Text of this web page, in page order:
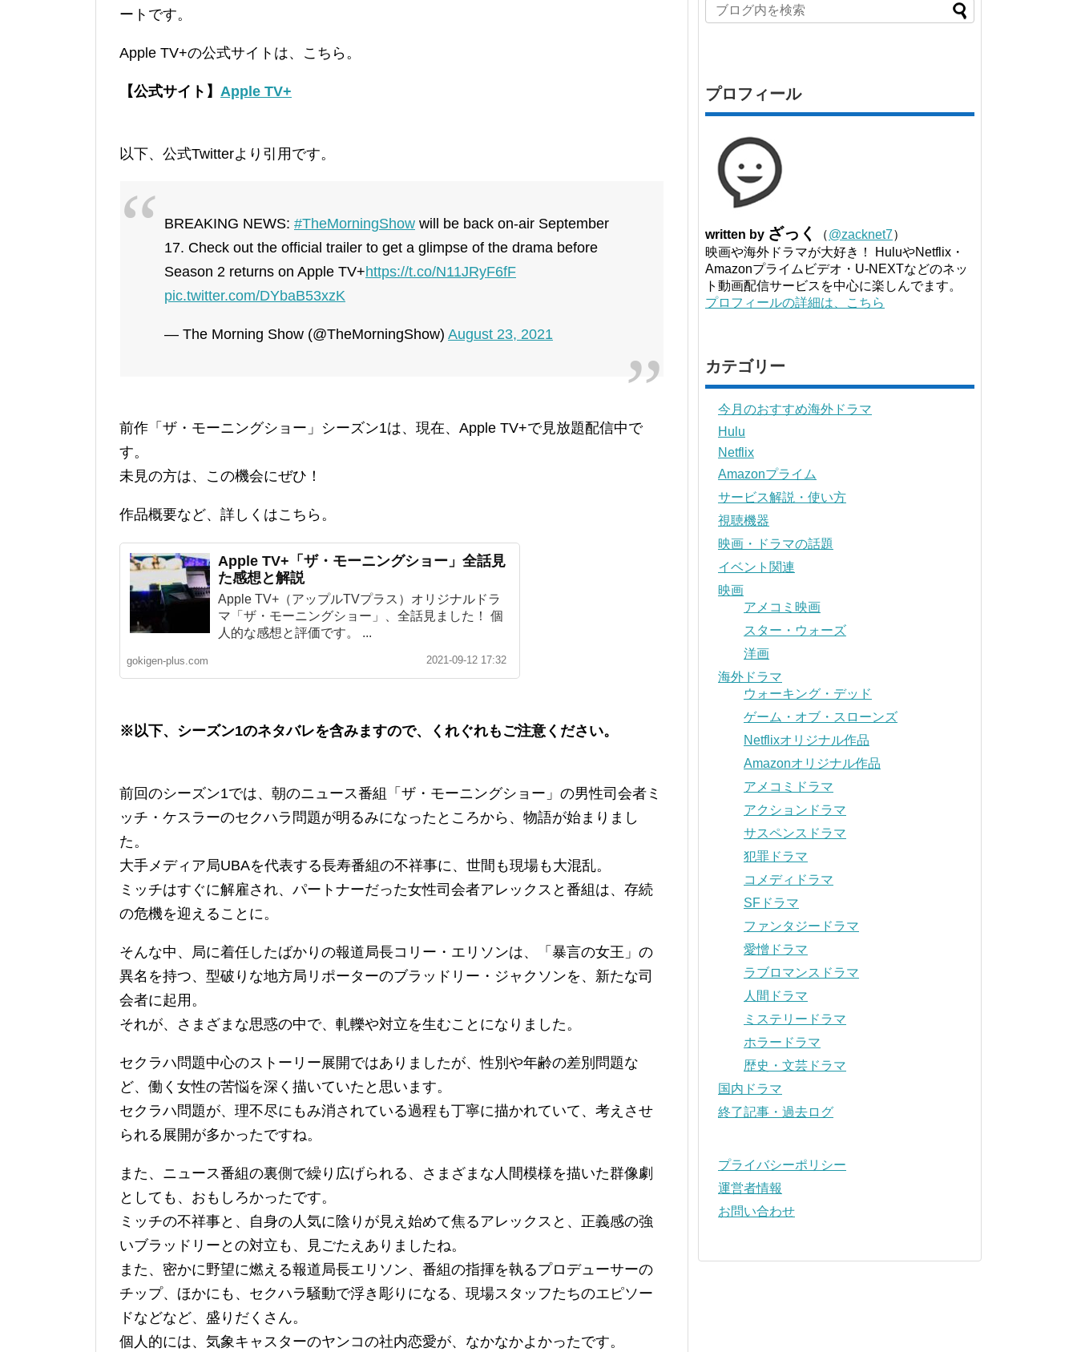
ートです。
Apple TV+の公式サイトは、こちら。
【公式サイト】 Apple TV+
以下、公式Twitterより引用です。
BREAKING NEWS: #TheMorningShow will be back on-air September
17. Check out the official trailer to get a glimpse of the drama before
Season 2 returns on Apple TV+https://t.co/N11JRyF6fF
pic.twitter.com/DYbaB53xzK
— The Morning Show (@TheMorningShow) August 23, 2021
前作「ザ・モーニングショー」シーズン1は、現在、Apple TV+で見放題配信中で
す。
未見の方は、この機会にぜひ！
作品概要など、詳しくはこちら。
Apple TV+「ザ・モーニングショー」全話見
た感想と解説
Apple TV+（アップルTVプラス）オリジナルドラ
マ「ザ・モーニングショー」、全話見ました！ 個
人的な感想と評価です。 ...
gokigen-plus.com 2021-09-12 17:32
※以下、シーズン1のネタバレを含みますので、くれぐれもご注意ください。
前回のシーズン1では、朝のニュース番組「ザ・モーニングショー」の男性司会者ミ
ッチ・ケスラーのセクハラ問題が明るみになったところから、物語が始まりまし
た。
大手メディア局UBAを代表する長寿番組の不祥事に、世間も現場も大混乱。
ミッチはすぐに解雇され、パートナーだった女性司会者アレックスと番組は、存続
の危機を迎えることに。
そんな中、局に着任したばかりの報道局長コリー・エリソンは、「暴言の女王」の
異名を持つ、型破りな地方局リポーターのブラッドリー・ジャクソンを、新たな司
会者に起用。
それが、さまざまな思惑の中で、軋轢や対立を生むことになりました。
セクラハ問題中心のストーリー展開ではありましたが、性別や年齢の差別問題な
ど、働く女性の苦悩を深く描いていたと思います。
セクラハ問題が、理不尽にもみ消されている過程も丁寧に描かれていて、考えさせ
られる展開が多かったですね。
また、ニュース番組の裏側で繰り広げられる、さまざまな人間模様を描いた群像劇
としても、おもしろかったです。
ミッチの不祥事と、自身の人気に陰りが見え始めて焦るアレックスと、正義感の強
いブラッドリーとの対立も、見ごたえありましたね。
また、密かに野望に燃える報道局長エリソン、番組の指揮を執るプロデューサーの
チップ、ほかにも、セクハラ騒動で浮き彫りになる、現場スタッフたちのエピソー
ドなどなど、盛りだくさん。
個人的には、気象キャスターのヤンコの社内恋愛が、なかなかよかったです。
プロフィール
written by ざっく （@zacknet7）
映画や海外ドラマが大好き！ HuluやNetflix・
Amazonプライムビデオ・U-NEXTなどのネッ
ト動画配信サービスを中心に楽しんでます。
プロフィールの詳細は、こちら
カテゴリー
今月のおすすめ海外ドラマ
Hulu
Netflix
Amazonプライム
サービス解説・使い方
視聴機器
映画・ドラマの話題
イベント関連
映画
アメコミ映画
スター・ウォーズ
洋画
海外ドラマ
ウォーキング・デッド
ゲーム・オブ・スローンズ
Netflixオリジナル作品
Amazonオリジナル作品
アメコミドラマ
アクションドラマ
サスペンスドラマ
犯罪ドラマ
コメディドラマ
SFドラマ
ファンタジードラマ
愛憎ドラマ
ラブロマンスドラマ
人間ドラマ
ミステリードラマ
ホラードラマ
歴史・文芸ドラマ
国内ドラマ
終了記事・過去ログ
プライバシーポリシー
運営者情報
お問い合わせ